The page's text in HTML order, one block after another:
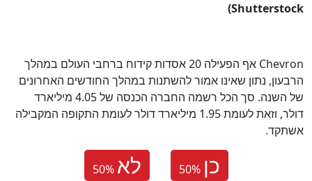
Shutterstock)
Chevron אף הפעילה 20 אסדות קידוח ברחבי העולם במהלך
הרבעון, נתון שאינו אמור להשתנות במהלך החודשים האחרונים
של השנה. סך הכל רשמה החברה הכנסה של 4.05 מיליארד
דולר, וזאת לעומת 1.95 מיליארד דולר לעומת התקופה המקבילה
אשתקד.
50% לא 50% כן